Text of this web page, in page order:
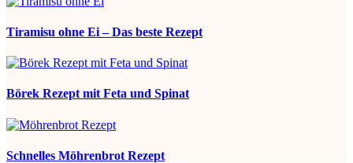
Tiramisu ohne Ei – Das beste Rezept
Börek Rezept mit Feta und Spinat
Schnelles Möhrenbrot Rezept